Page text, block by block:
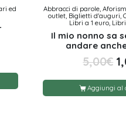
ed
Abbracci di parole,
outlet, Biglietti d'auguri,
Libri a 1 euro,
Il mio nonno sa
andare
5,00€
Aggiungi al